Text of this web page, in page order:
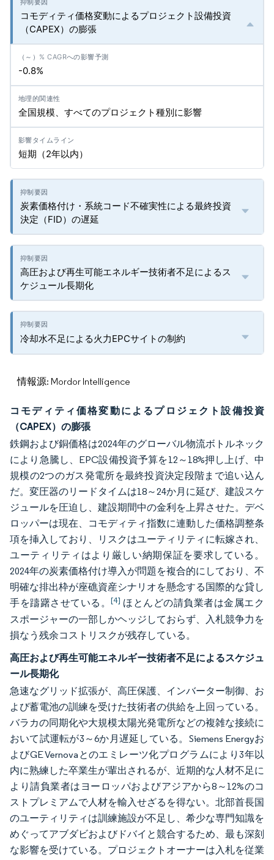
コモディティ価格変動によるプロジェクト設備投資
（CAPEX）の膨張
-0.8%
全国規模、すべてのプロジェクト種別に影響
短期（2年以内）
炭素価格付け・系統コード不確実性による最終投資
決定（FID）の遅延
高圧および再生可能エネルギー技術者不足によるス
ケジュール長期化
冷却水不足による火力EPCサイトの制約
情報源: Mordor Intelligence
コモディティ価格変動によるプロジェクト設備投資
（CAPEX）の膨張
鉄鋼および銅価格は2024年のグローバル物流ボトルネック
により急騰し、EPC設備投資予算を12～18%押し上げ、中
規模の2つのガス発電所を最終投資決定段階まで追い込ん
だ。変圧器のリードタイムは18～24か月に延び、建設スケ
ジュールを圧迫し、建設期間中の金利を上昇させた。デベ
ロッパーは現在、コモディティ指数に連動した価格調整条
項を挿入しており、リスクはユーティリティに転嫁され、
ユーティリティはより厳しい納期保証を要求している。
2024年の炭素価格付け導入が問題を複合的にしており、不
明確な排出枠が座礁資産シナリオを懸念する国際的な貸し
手を躊躇させている。[4] ほとんどの請負業者は金属エク
スポージャーの一部しかヘッジしておらず、入札競争力を
損なう残余コストリスクが残存している。
高圧および再生可能エネルギー技術者不足によるスケジュ
ール長期化
急速なグリッド拡張が、高圧保護、インバーター制御、お
よび蓄電池の訓練を受けた技術者の供給を上回っている。
バラカの同期化や大規模太陽光発電所などの複雑な接続に
おいて試運転が3～6か月遅延している。Siemens Energyお
よびGE Vernovaとのエミレーツ化プログラムにより3年以
内に熟練した卒業生が輩出されるが、近期的な人材不足に
より請負業者はヨーロッパおよびアジアから8～12%のコ
ストプレミアムで人材を輸入せざるを得ない。北部首長国
のユーティリティは訓練施設が不足し、希少な専門知識を
めぐってアブダビおよびドバイと競合するため、最も深刻
な影響を受けている。プロジェクトオーナーは入札を従業